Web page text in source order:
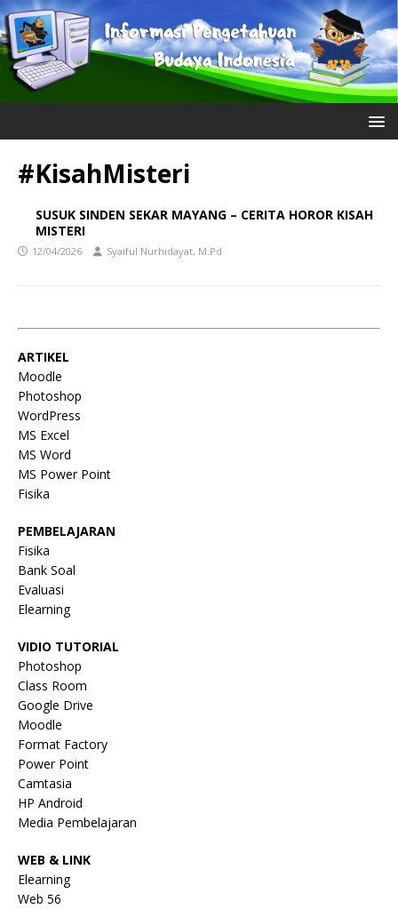
#KisahMisteri
SUSUK SINDEN SEKAR MAYANG – CERITA HOROR KISAH
MISTERI
12/04/2026 Syaiful Nurhidayat, M.Pd
ARTIKEL
Moodle
Photoshop
WordPress
MS Excel
MS Word
MS Power Point
Fisika
PEMBELAJARAN
Fisika
Bank Soal
Evaluasi
Elearning
VIDIO TUTORIAL
Photoshop
Class Room
Google Drive
Moodle
Format Factory
Power Point
Camtasia
HP Android
Media Pembelajaran
WEB & LINK
Elearning
Web 56